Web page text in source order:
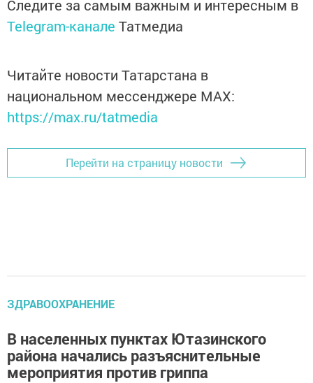
Следите за самым важным и интересным в
Telegram-канале Татмедиа
Читайте новости Татарстана в
национальном мессенджере MАХ:
https://max.ru/tatmedia
Перейти на страницу новости
ЗДРАВООХРАНЕНИЕ
В населенных пунктах Ютазинского
района начались разъяснительные
мероприятия против гриппа